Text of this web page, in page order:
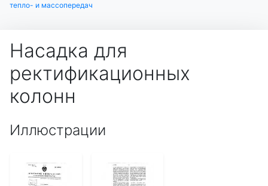
тепло- и массопередач
Насадка для
ректификационных
колонн
Иллюстрации